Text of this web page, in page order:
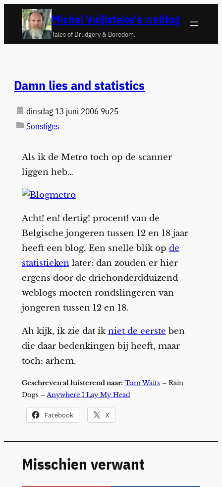
naar
Michel Vuijlsteke's weblog
Tales of Drudgery & Boredom.
Damn lies and statistics
dinsdag 13 juni 2006 9u25
Sonstiges
Als ik de Metro toch op de scanner
liggen heb…
Acht! en! dertig! procent! van de
Belgische jongeren tussen 12 en 18 jaar
heeft een blog. Een snelle blik op de
statistiekenlater: dan zouden er hier
ergens door de driehonderdduizend
weblogs moeten rondslingeren van
jongeren tussen 12 en 18.
Ah kijk, ik zie dat ikniet de eerste ben
die daar bedenkingen bij heeft, maar
toch: arhem.
Geschreven al luisterend naar: Tom Waits– Rain
Dogs –Anywhere I Lay My Head
Facebook X
Misschien verwant